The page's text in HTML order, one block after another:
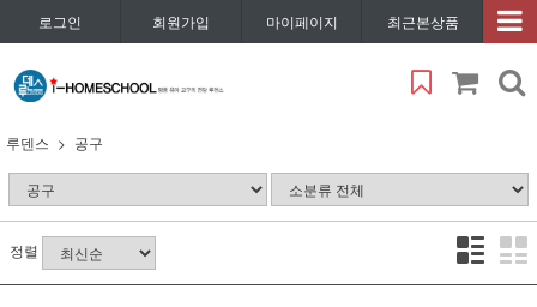
로그인 회원가입 마이페이지 최근본상품
루덴스 공구
정렬